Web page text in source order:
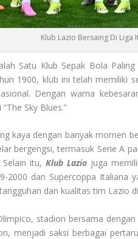
Klub Lazio Bersaing Di Liga
Satu Klub Sepak Bola
1900, klub ini telah memiliki
Dengan warna
Sky Blues.”
kaya dengan banyak momen
bergengsi, termasuk Serie A
itu, Klub Laziojuga
2000 dan Supercoppa Italiana
dan kualitas tim Lazio
stadion bersama
menjadi saksi berbagai